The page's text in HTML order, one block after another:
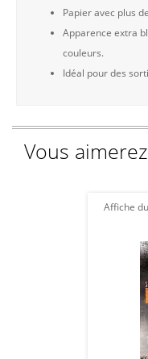
Papier avec plus
Apparence extra
couleurs.
Idéal pour des
Vous
Affiche